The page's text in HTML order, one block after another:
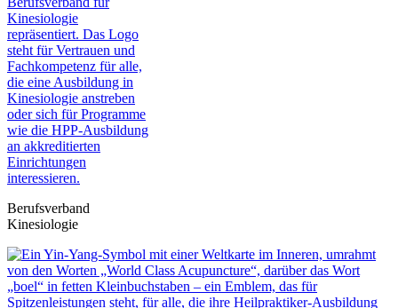
Berufsverband
Kinesiologie